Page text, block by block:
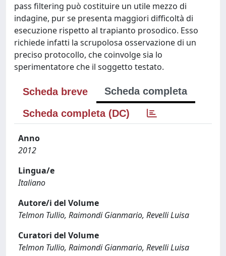
pass filtering può costituire un utile mezzo di
indagine, pur se presenta maggiori difficoltà di
esecuzione rispetto al trapianto prosodico. Esso
richiede infatti la scrupolosa osservazione di un
preciso protocollo, che coinvolge sia lo
sperimentatore che il soggetto testato.
Scheda breve
Scheda completa
Scheda completa (DC)
Anno
2012
Lingua/e
Italiano
Autore/i del Volume
Telmon Tullio, Raimondi Gianmario, Revelli Luisa
Curatori del Volume
Telmon Tullio, Raimondi Gianmario, Revelli Luisa